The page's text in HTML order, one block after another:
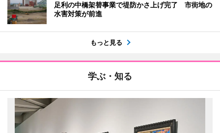
足利の中橋架替事業で堤防かさ上げ完了 市街地の
水害対策が前進
もっと見る
学ぶ・知る